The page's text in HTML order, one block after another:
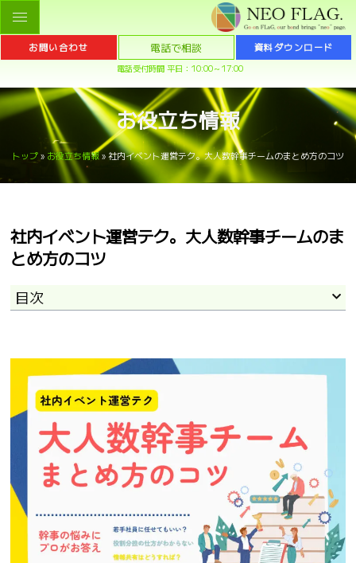
お問い合わせ 電話で相談 資料ダウンロード
電話受付時間 平日：10:00～17:00
お役立ち情報
トップ» お役立ち情報»社内イベント運営テク。大人数幹事チームのまとめ方のコツ
社内イベント運営テク。大人数幹事チームのま
とめ方のコツ
目次